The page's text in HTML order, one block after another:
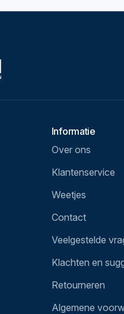
Informatie
Over ons
Klantenservice
Weetjes
Contact
Veelgestelde
Klachten en
Retourneren
Algemene